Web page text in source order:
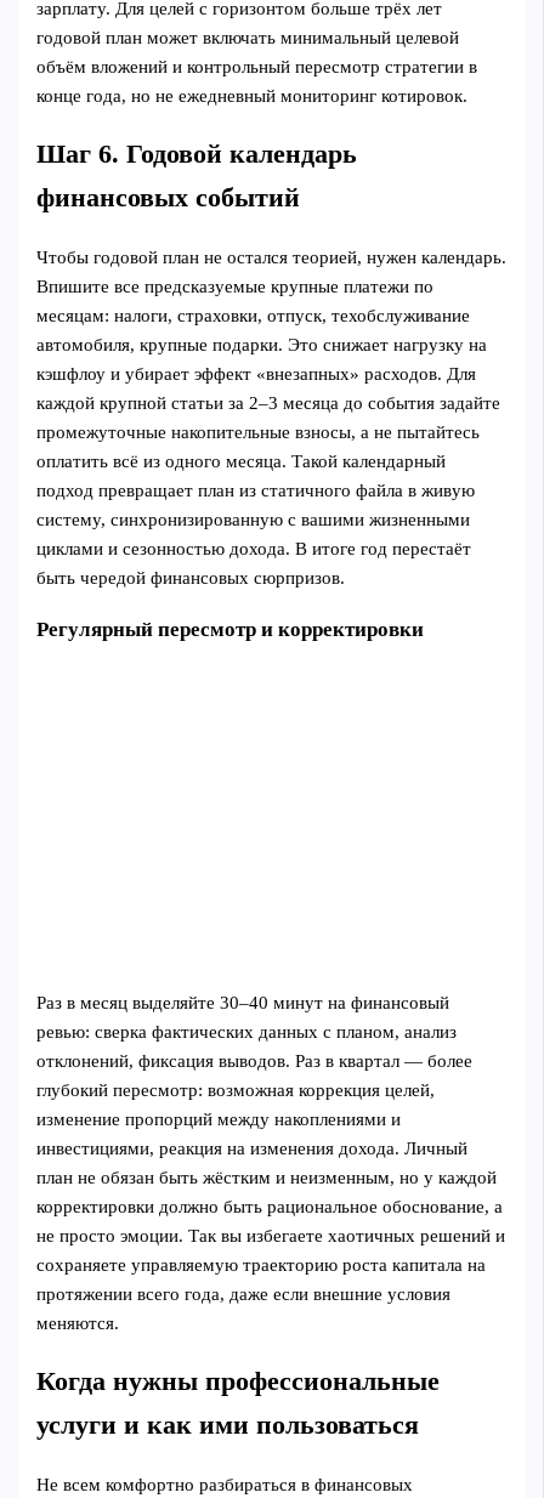
зарплату. Для целей с горизонтом больше трёх лет
годовой план может включать минимальный целевой
объём вложений и контрольный пересмотр стратегии в
конце года, но не ежедневный мониторинг котировок.
Шаг 6. Годовой календарь
финансовых событий
Чтобы годовой план не остался теорией, нужен календарь.
Впишите все предсказуемые крупные платежи по
месяцам: налоги, страховки, отпуск, техобслуживание
автомобиля, крупные подарки. Это снижает нагрузку на
кэшфлоу и убирает эффект «внезапных» расходов. Для
каждой крупной статьи за 2–3 месяца до события задайте
промежуточные накопительные взносы, а не пытайтесь
оплатить всё из одного месяца. Такой календарный
подход превращает план из статичного файла в живую
систему, синхронизированную с вашими жизненными
циклами и сезонностью дохода. В итоге год перестаёт
быть чередой финансовых сюрпризов.
Регулярный пересмотр и корректировки
Раз в месяц выделяйте 30–40 минут на финансовый
ревью: сверка фактических данных с планом, анализ
отклонений, фиксация выводов. Раз в квартал — более
глубокий пересмотр: возможная коррекция целей,
изменение пропорций между накоплениями и
инвестициями, реакция на изменения дохода. Личный
план не обязан быть жёстким и неизменным, но у каждой
корректировки должно быть рациональное обоснование, а
не просто эмоции. Так вы избегаете хаотичных решений и
сохраняете управляемую траекторию роста капитала на
протяжении всего года, даже если внешние условия
меняются.
Когда нужны профессиональные
услуги и как ими пользоваться
Не всем комфортно разбираться в финансовых